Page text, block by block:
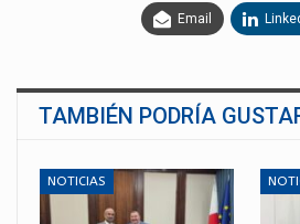
Email
TAMBIÉN PODRÍA
NOTICIAS